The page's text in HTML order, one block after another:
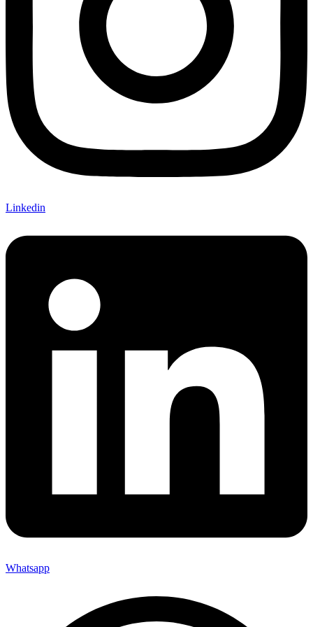
Linkedin
Whatsapp